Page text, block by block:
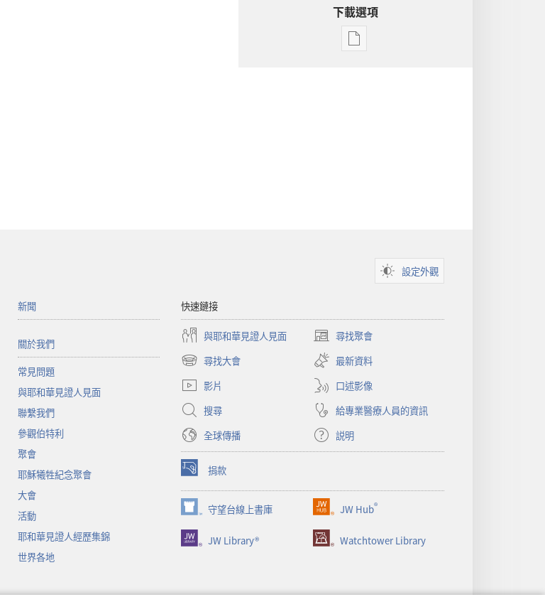
下載選項
電
設定外觀
新聞
關於我們
常見問題
與耶和華見證人見面
聯繫我們
參觀伯特利
聚會
耶穌犧牲紀念聚會
大會
活動
耶和華見證人經歷集錦
世界各地
快速鏈接
與耶和華見證人見面 尋找聚會
（開
啟
新
視
窗）
尋找大會
（開
啟
新
視
窗）
最新資料
影片
口述影像
搜尋
給專業醫療人員的資訊
全球傳播
説明
捐款
（開
啟
新
視
窗）
守望台線上書庫
（開
啟
新
JW Hub®
（開
啟
新
JW Library® Watchtower Library